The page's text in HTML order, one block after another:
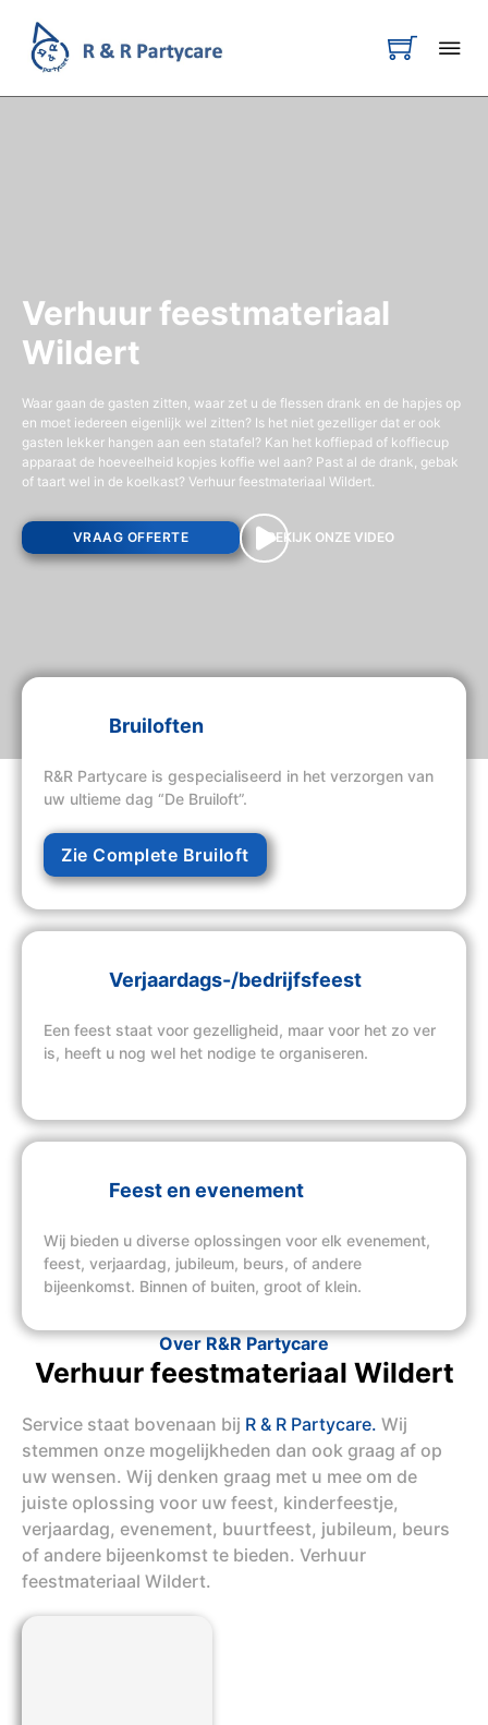
Verhuur feestmateriaal
Wildert
Waar gaan de gasten zitten, waar zet u de flessen drank en de hapjes op
en moet iedereen eigenlijk wel zitten? Is het niet gezelliger dat er ook
gasten lekker hangen aan een statafel? Kan het koffiepad of koffiecup
apparaat de hoeveelheid kopjes koffie wel aan? Past al de drank, gebak
of taart wel in de koelkast? Verhuur feestmateriaal Wildert.
VRAAG OFFERTE BEKIJK ONZE VIDEO
Bruiloften
R&R Partycare is gespecialiseerd in het verzorgen van
uw ultieme dag “De Bruiloft”.
Zie Complete Bruiloft
Verjaardags-/bedrijfsfeest
Een feest staat voor gezelligheid, maar voor het zo ver
is, heeft u nog wel het nodige te organiseren.
Feest en evenement
Wij bieden u diverse oplossingen voor elk evenement,
feest, verjaardag, jubileum, beurs, of andere
bijeenkomst. Binnen of buiten, groot of klein.
Over R&R Partycare
Verhuur feestmateriaal Wildert
Service staat bovenaan bij R & R Partycare. Wij
stemmen onze mogelijkheden dan ook graag af op
uw wensen. Wij denken graag met u mee om de
juiste oplossing voor uw feest, kinderfeestje,
verjaardag, evenement, buurtfeest, jubileum, beurs
of andere bijeenkomst te bieden. Verhuur
feestmateriaal Wildert.